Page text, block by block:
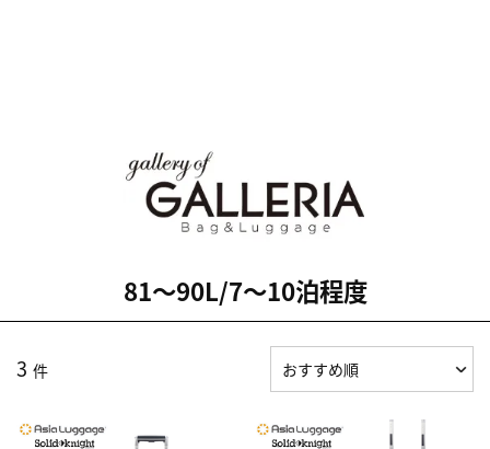
81～90L/7～10泊程度
3 件